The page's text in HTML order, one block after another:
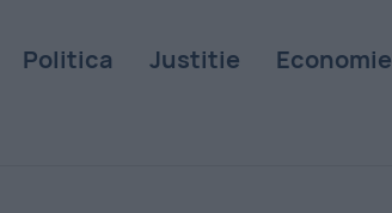
Politica Justitie Economie